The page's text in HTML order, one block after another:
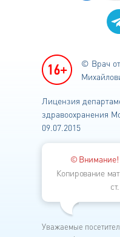
© Врач
Лицензия
здравоохранения
09.07.2015
©
Копирование
Уважаемые